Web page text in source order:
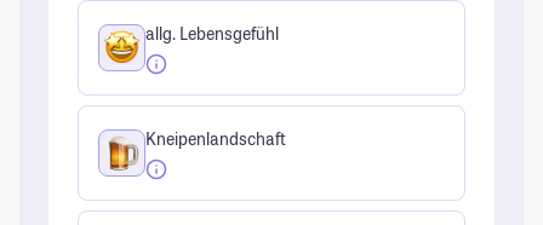
allg. Lebensgefühl
Kneipenlandschaft